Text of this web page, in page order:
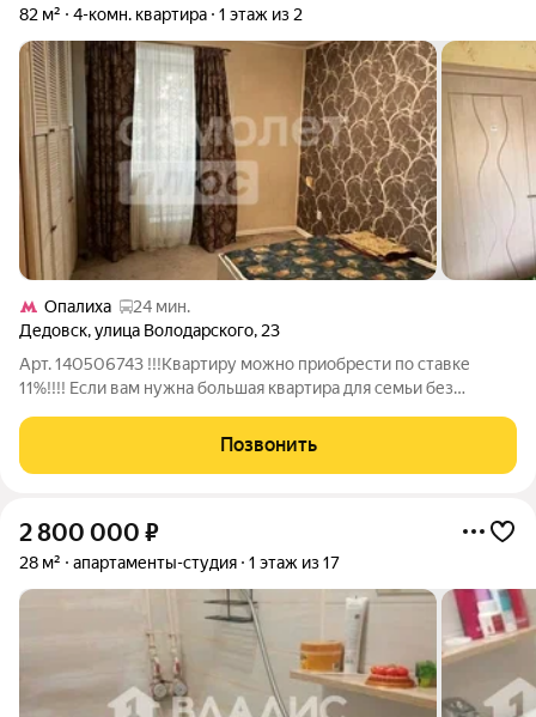
82 м² 4-комн. квартира 1 этаж из 2
Опалиха
24 мин.
Дедовск,улица Володарского, 23
Арт. 140506743 !!!Квартиру можно приобрести по ставке
11%!!!! Еcли вaм нужнa большая квартира для семьи без
приезжайте на просмотр. Что вы получаете: 82 м комфортного
Позвонить
2 800 000 ₽
28 м² апартаменты-студия 1 этаж из 17